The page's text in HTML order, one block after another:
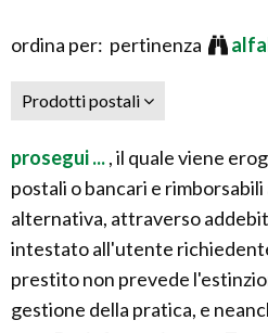
ordina per: pertinenza
Prodotti postali
prosegui ..., il quale viene
postali o bancari e rimborsabili
alternativa, attraverso
intestato all'utente
prestito non prevede
gestione della pratica, e